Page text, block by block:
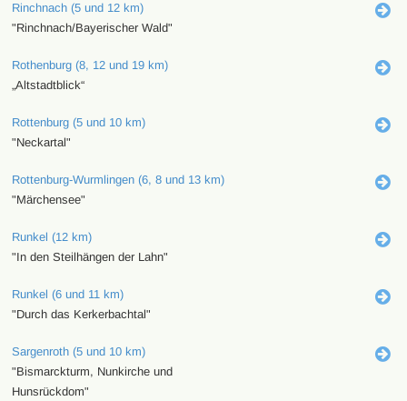
Rinchnach (5 und 12 km)
"Rinchnach/Bayerischer Wald"
Rothenburg (8, 12 und 19 km)
„Altstadtblick“
Rottenburg (5 und 10 km)
"Neckartal"
Rottenburg-Wurmlingen (6, 8 und 13 km)
"Märchensee"
Runkel (12 km)
"In den Steilhängen der Lahn"
Runkel (6 und 11 km)
"Durch das Kerkerbachtal"
Sargenroth (5 und 10 km)
"Bismarckturm, Nunkirche und
Hunsrückdom"